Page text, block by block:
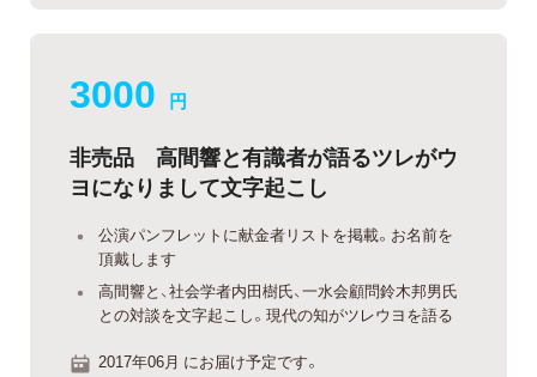
3000 円
非売品 高間響と有識者が語るツレがウ
ヨになりまして文字起こし
公演パンフレットに献金者リストを掲載。お名前を
頂戴します
高間響と、社会学者内田樹氏、一水会顧問鈴木邦男氏
との対談を文字起こし。現代の知がツレウヨを語る
2017年06月 にお届け予定です。